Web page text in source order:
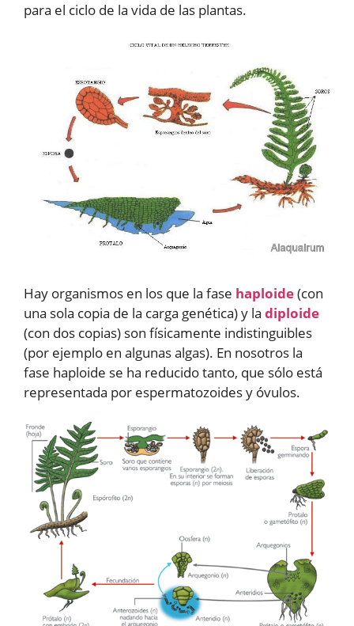
para el ciclo de la vida de las plantas.
Hay organismos en los que la fase haploide(con
una sola copia de la carga genética) y la diploide
(con dos copias) son físicamente indistinguibles
(por ejemplo en algunas algas). En nosotros la
fase haploide se ha reducido tanto, que sólo está
representada por espermatozoides y óvulos.